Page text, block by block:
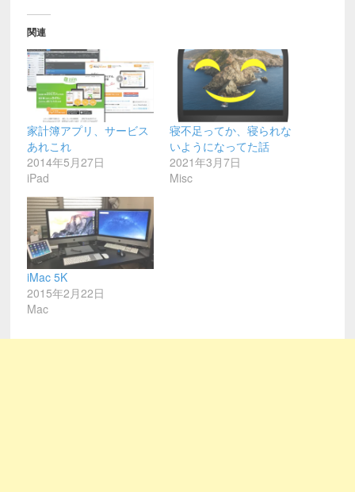
関連
家計簿アプリ、サービス
あれこれ
2014年5月27日
iPad
寝不足ってか、寝られな
いようになってた話
2021年3月7日
Misc
iMac 5K
2015年2月22日
Mac